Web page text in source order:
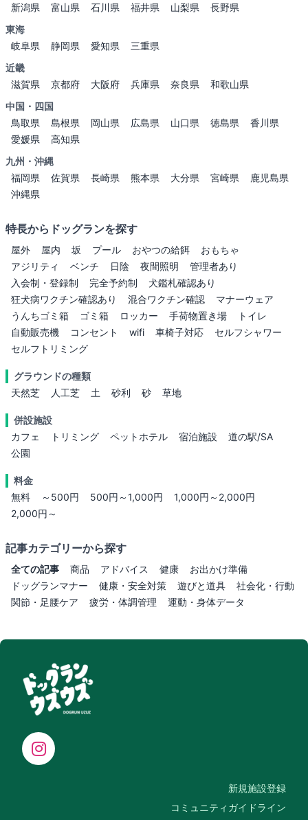
新潟県
富山県 石川県 福井県 山梨県
長野県
東海
岐阜県
静岡県 愛知県
三重県
近畿
滋賀県
京都府 大阪府 兵庫県 奈良県
和歌山県
中国・四国
鳥取県
島根県 岡山県 広島県 山口県 徳島県
香川県
愛媛県
高知県
九州・沖縄
福岡県
佐賀県 長崎県 熊本県 大分県 宮崎県
鹿児島県
沖縄県
特長からドッグランを探す
屋外 屋内 坂 プール おやつの給餌
おもちゃ
アジリティ
ベンチ 日陰 夜間照明
管理者あり
入会制・登録制
完全予約制
犬鑑札確認あり
狂犬病ワクチン確認あり
混合ワクチン確認
マナーウェア
うんちゴミ箱
ゴミ箱 ロッカー 手荷物置き場
トイレ
自動販売機
コンセント wifi 車椅子対応
セルフシャワー
セルフトリミング
グラウンドの種類
天然芝
人工芝 土 砂利 砂 草地
併設施設
カフェ
トリミング ペットホテル 宿泊施設
道の駅/SA
公園
料金
無料
～500円 500円～1,000円
1,000円～2,000円
2,000円～
記事カテゴリーから探す
全ての記事 商品 アドバイス 健康
お出かけ準備
ドッグランマナー
健康・安全対策 遊びと道具
社会化・行動
関節・足腰ケア
疲労・体調管理 運動・身体データ
新規施設登録
コミュニティガイドライン